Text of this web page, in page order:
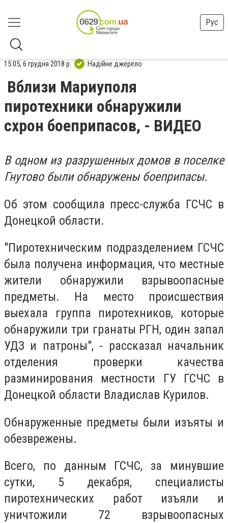
Рус
15:05, 6 грудня 2018 р. Надійне джерело
Вблизи Мариуполя
пиротехники обнаружили
схрон боеприпасов, - ВИДЕО
В одном из разрушенных домов в поселке
Гнутово были обнаружены боеприпасы.
Об этом сообщила пресс-служба ГСЧС в
Донецкой области.
"Пиротехническим подразделением ГСЧС
была получена информация, что местные
жители обнаружили взрывоопасные
предметы. На место происшествия
выехала группа пиротехников, которые
обнаружили три гранаты РГН, один запал
УДЗ и патроны", - рассказал начальник
отделения проверки качества
разминирования местности ГУ ГСЧС в
Донецкой области Владислав Курилов.
Обнаруженные предметы были изъяты и
обезврежены.
Всего, по данным ГСЧС, за минувшие
сутки, 5 декабря, специалисты
пиротехнических работ изъяли и
уничтожили 72 взрывоопасных